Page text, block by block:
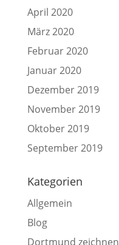
April 2020
März 2020
Februar 2020
Januar 2020
Dezember 2019
November 2019
Oktober 2019
September 2019
Kategorien
Allgemein
Blog
Dortmund zeichnen